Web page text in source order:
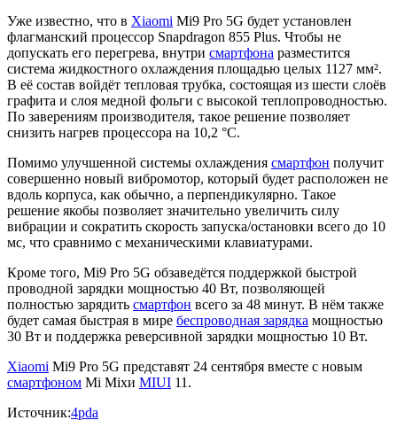
Уже известно, что в Xiaomi Mi9 Pro 5G будет установлен
флагманский процессор Snapdragon 855 Plus. Чтобы не
допускать его перегрева, внутри смартфона разместится
система жидкостного охлаждения площадью целых 1127 мм².
В её состав войдёт тепловая трубка, состоящая из шести слоёв
графита и слоя медной фольги с высокой теплопроводностью.
По заверениям производителя, такое решение позволяет
снизить нагрев процессора на 10,2 °C.
Помимо улучшенной системы охлаждения смартфон получит
совершенно новый вибромотор, который будет расположен не
вдоль корпуса, как обычно, а перпендикулярно. Такое
решение якобы позволяет значительно увеличить силу
вибрации и сократить скорость запуска/остановки всего до 10
мс, что сравнимо с механическими клавиатурами.
Кроме того, Mi9 Pro 5G обзаведётся поддержкой быстрой
проводной зарядки мощностью 40 Вт, позволяющей
полностью зарядить смартфон всего за 48 минут. В нём также
будет самая быстрая в мире беспроводная зарядка мощностью
30 Вт и поддержка реверсивной зарядки мощностью 10 Вт.
Xiaomi Mi9 Pro 5G представят 24 сентября вместе с новым
смартфоном Mi Mixи MIUI 11.
Источник:4pda